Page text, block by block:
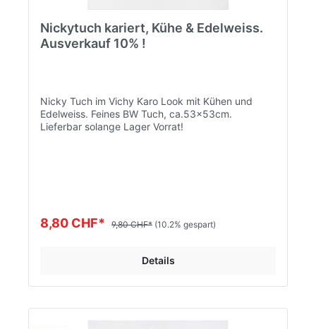
Nickytuch kariert, Kühe & Edelweiss.
Ausverkauf 10% !
Nicky Tuch im Vichy Karo Look mit Kühen und
Edelweiss. Feines BW Tuch, ca.53x53cm.
Lieferbar solange Lager Vorrat!
8,80 CHF* 9,80 CHF* (10.2% gespart)
Details